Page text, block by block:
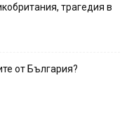
трагедия в
от България?